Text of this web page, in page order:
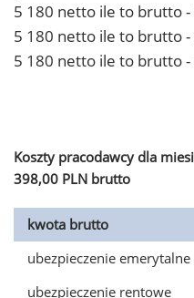
5 180 netto ile to brutto
5 180 netto ile to brutto
5 180 netto ile to brutto
Koszty pracodawcy dla
398,00 PLN brutto
kwota brutto
ubezpieczenie emerytalne
ubezpieczenie rentowe